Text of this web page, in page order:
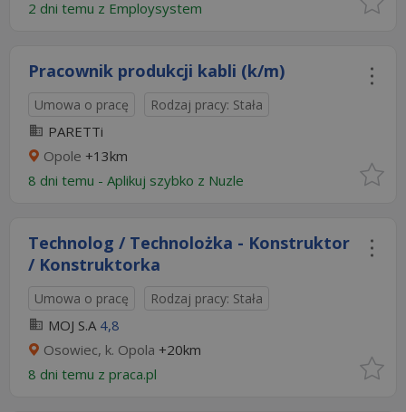
2 dni temu z Employsystem
Pracownik produkcji kabli (k/m)
Umowa o pracę Rodzaj pracy: Stała
PARETTi
Opole +13km
8 dni temu - Aplikuj szybko z Nuzle
Technolog / Technolożka - Konstruktor
/ Konstruktorka
Umowa o pracę Rodzaj pracy: Stała
MOJ S.A 4,8
Osowiec, k. Opola +20km
8 dni temu z praca.pl